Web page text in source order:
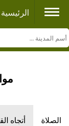
الرئيسية
الصلاة أتجاه